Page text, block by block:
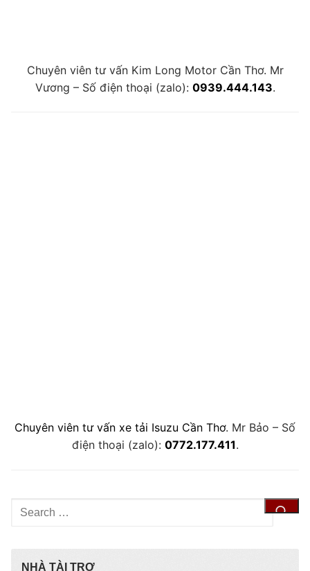
Chuyên viên tư vấn Kim Long Motor Cần Thơ. Mr
Vương – Số điện thoại (zalo): 0939.444.143.
Chuyên viên tư vấn xe tải Isuzu Cần Thơ. Mr Bảo – Số
điện thoại (zalo): 0772.177.411.
Tìm
kiếm
NHÀ TÀI TRỢ